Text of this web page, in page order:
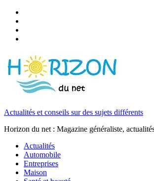
Actualités et conseils sur des sujets différents
Horizon du net : Magazine généraliste,
Actualités
Automobile
Entreprises
Maison